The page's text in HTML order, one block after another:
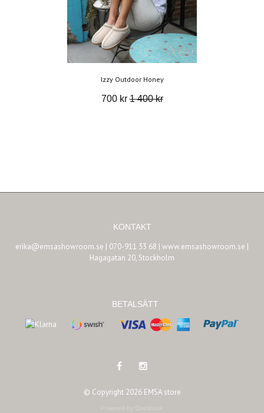
Izzy Outdoor Honey
700 kr1 400 kr
KONTAKT
erika@emsashowroom.se | 070-911 33 68 | www.emsashowroom.se |
Hagagatan 20, Stockholm
BETALSÄTT
© Copyright 2026 EMSA store